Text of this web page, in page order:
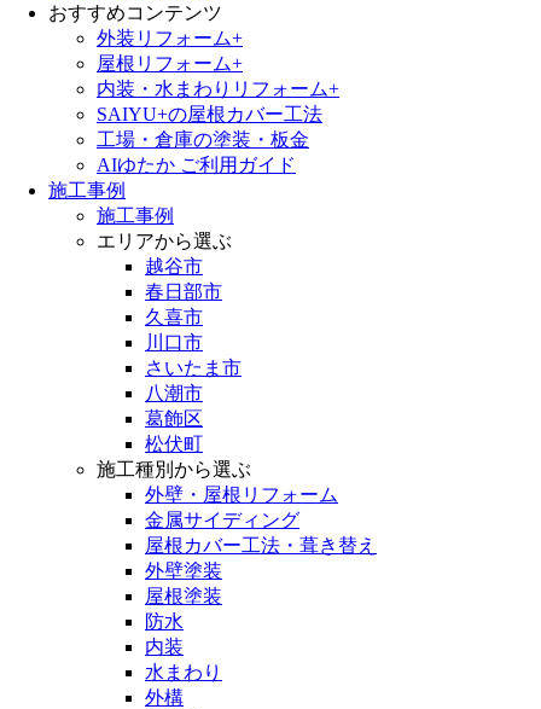
おすすめコンテンツ
外装リフォーム+
屋根リフォーム+
内装・水まわりリフォーム+
SAIYU+の屋根カバー工法
工場・倉庫の塗装・板金
AIゆたか ご利用ガイド
施工事例
施工事例
エリアから選ぶ
越谷市
春日部市
久喜市
川口市
さいたま市
八潮市
葛飾区
松伏町
施工種別から選ぶ
外壁・屋根リフォーム
金属サイディング
屋根カバー工法・葺き替え
外壁塗装
屋根塗装
防水
内装
水まわり
外構